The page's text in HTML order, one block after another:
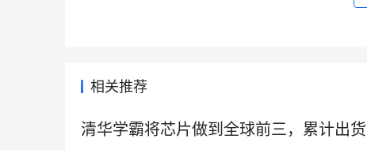
相关推荐
清华学霸将芯片做到全球前三，累计出